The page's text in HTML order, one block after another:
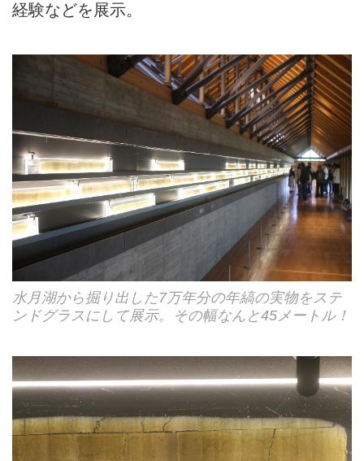
経験などを展示。
水月湖から掘り出した7万年分の年縞の実物をステ
ンドグラスにして展示。その幅なんと45メートル！